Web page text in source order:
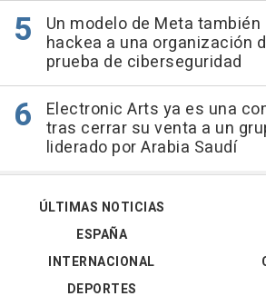
Un modelo de Meta
hackea a una organización
prueba de ciberseguridad
Electronic Arts ya es una
tras cerrar su venta a un
liderado por Arabia Saudí
ÚLTIMAS NOTICIAS
ESPAÑA
INTERNACIONAL
DEPORTES